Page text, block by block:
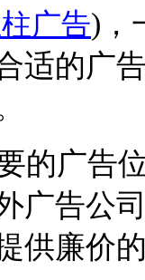
广告)
适的广
的广告
广告公
供廉价